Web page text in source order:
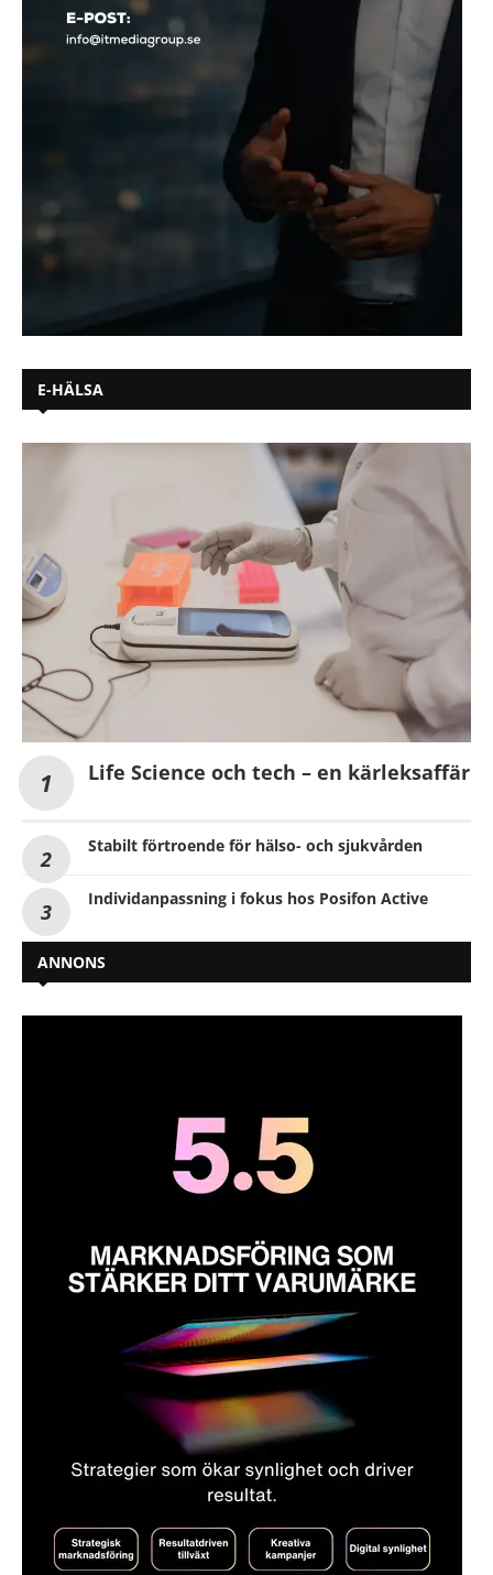
E-HÄLSA
Life Science och tech – en kärleksaffär
Stabilt förtroende för hälso- och sjukvården
Individanpassning i fokus hos Posifon Active
ANNONS